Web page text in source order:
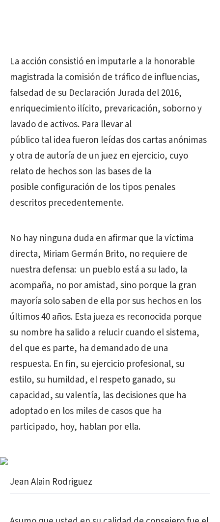
La acción consistió en imputarle a la honorable
magistrada la comisión de tráfico de influencias,
falsedad de su Declaración Jurada del 2016,
enriquecimiento ilícito, prevaricación, soborno y
lavado de activos. Para llevar al
público tal idea fueron leídas dos cartas anónimas
y otra de autoría de un juez en ejercicio, cuyo
relato de hechos son las bases de la
posible configuración de los tipos penales
descritos precedentemente.
No hay ninguna duda en afirmar que la víctima
directa, Miriam Germán Brito, no requiere de
nuestra defensa: un pueblo está a su lado, la
acompaña, no por amistad, sino porque la gran
mayoría solo saben de ella por sus hechos en los
últimos 40 años. Esta jueza es reconocida porque
su nombre ha salido a relucir cuando el sistema,
del que es parte, ha demandado de una
respuesta. En fin, su ejercicio profesional, su
estilo, su humildad, el respeto ganado, su
capacidad, su valentía, las decisiones que ha
adoptado en los miles de casos que ha
participado, hoy, hablan por ella.
Jean Alain Rodriguez